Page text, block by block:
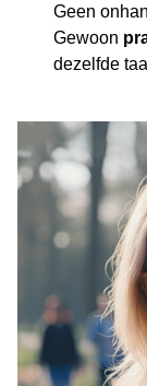
Geen
Gewoon
dezelfde